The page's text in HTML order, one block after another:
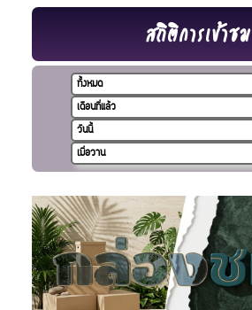
สถิติการเข้าชม
ทั้งหมด
เดือนที่แล้ว
วันนี้
เมื่อวาน